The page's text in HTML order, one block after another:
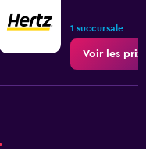
1 succursale
Voir les prix